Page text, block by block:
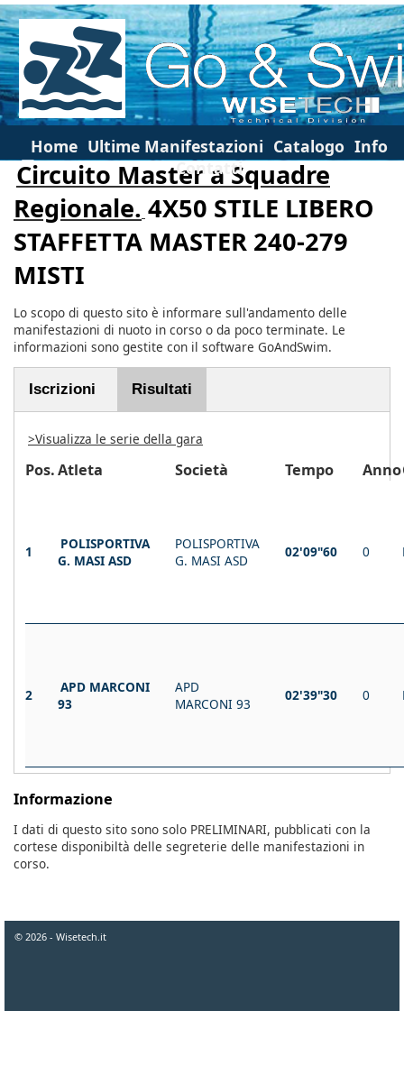
Home Ultime Manifestazioni Catalogo Info
Contatti
Circuito Master a Squadre
Regionale. 4X50 STILE LIBERO
STAFFETTA MASTER 240-279
MISTI
Lo scopo di questo sito è informare sull'andamento delle
manifestazioni di nuoto in corso o da poco terminate. Le
informazioni sono gestite con il software GoAndSwim.
Iscrizioni Risultati
>Visualizza le serie della gara
Pos.Atleta Società Tempo Anno
1
POLISPORTIVA
G. MASI ASD
POLISPORTIVA
G. MASI ASD
02'09"60 0
2
APD MARCONI
93
APD
MARCONI 93
02'39"30 0
Informazione
I dati di questo sito sono solo PRELIMINARI, pubblicati con la
cortese disponibiltà delle segreterie delle manifestazioni in
corso.
© 2026 - Wisetech.it